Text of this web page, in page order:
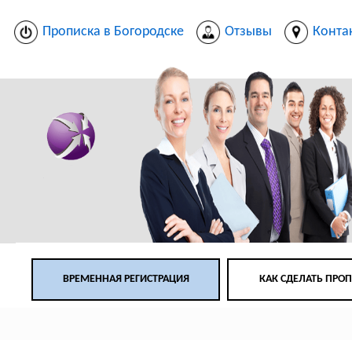
Прописка в Богородске Отзывы
ВРЕМЕННАЯ РЕГИСТРАЦИЯ КАК СДЕЛАТЬ